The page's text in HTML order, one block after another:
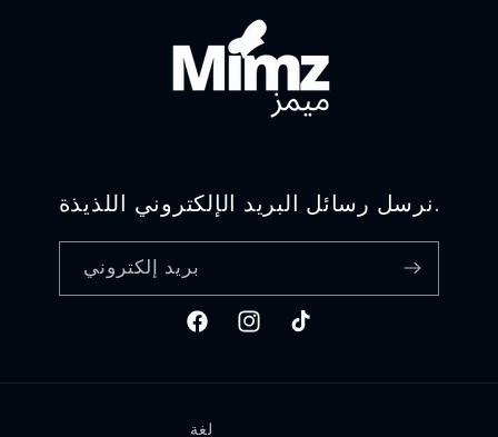
نرسل رسائل البريد الإلكتروني اللذيذة.
بريد إلكتروني
فيسبوكانستغرامتيك
لغة